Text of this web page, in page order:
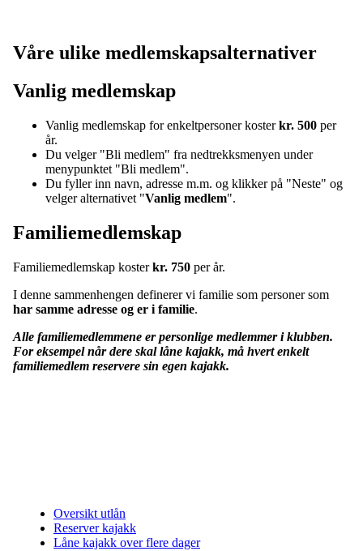
Våre ulike medlemskapsalternativer
Vanlig medlemskap
Vanlig medlemskap for enkeltpersoner kosterkr. 500 per
år.
Du velger "Bli medlem" fra nedtrekksmenyen under
menypunktet "Bli medlem".
Du fyller inn navn, adresse m.m. og klikker på "Neste" og
velger alternativet "Vanlig medlem".
Familiemedlemskap
Familiemedlemskap kosterkr. 750 per år.
I denne sammenhengen definerer vi familie som personer som
har samme adresse og er i familie.
Alle familiemedlemmene er personlige medlemmer i klubben.
For eksempel når dere skal låne kajakk, må hvert enkelt
familiemedlem reservere sin egen kajakk.
Oversikt utlån
Reserver kajakk
Låne kajakk over flere dager